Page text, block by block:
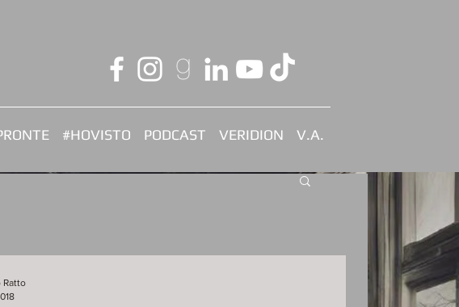
#HOVISTO PODCAST VERIDION V.A.
Ratto